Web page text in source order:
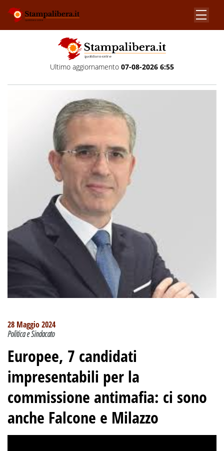
Ultimo aggiornamento 07-08-2026 6:55
28 Maggio 2024
Politica e Sindacato
Europee, 7 candidati
impresentabili per la
commissione antimafia: ci sono
anche Falcone e Milazzo